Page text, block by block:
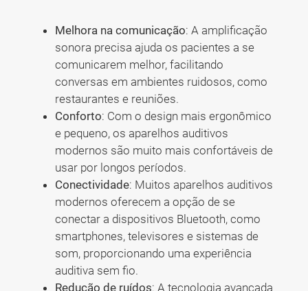
Melhora na comunicação: A amplificação
sonora precisa ajuda os pacientes a se
comunicarem melhor, facilitando
conversas em ambientes ruidosos, como
restaurantes e reuniões.
Conforto: Com o design mais ergonômico
e pequeno, os aparelhos auditivos
modernos são muito mais confortáveis de
usar por longos períodos.
Conectividade: Muitos aparelhos auditivos
modernos oferecem a opção de se
conectar a dispositivos Bluetooth, como
smartphones, televisores e sistemas de
som, proporcionando uma experiência
auditiva sem fio.
Redução de ruídos: A tecnologia avançada